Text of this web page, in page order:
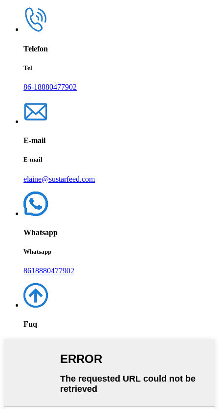
Telefon
Tel
86-18880477902
E-mail
E-mail
elaine@sustarfeed.com
Whatsapp
Whatsapp
8618880477902
Fuq